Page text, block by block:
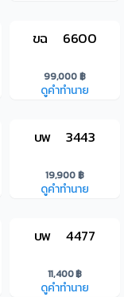
ขฉ 6600
99,000 ฿
ดูคำทำนาย
บพ 3443
19,900 ฿
ดูคำทำนาย
บพ 4477
11,400 ฿
ดูคำทำนาย